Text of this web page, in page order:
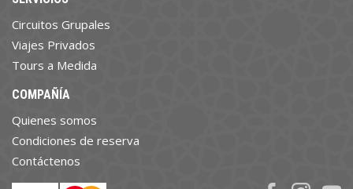
Circuitos Grupales
Viajes Privados
Tours a Medida
COMPAÑÍA
Quienes somos
Condiciones de reserva
Contáctenos